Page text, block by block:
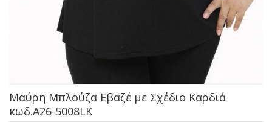
Μαύρη Μπλούζα Εβαζέ με Σχέδιο Καρδιά
κωδ.A26-5008LK